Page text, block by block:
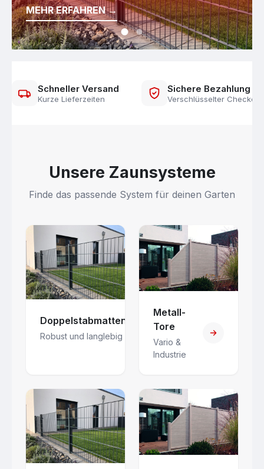
MEHR ERFAHREN →
JETZT ENTDECKEN →
Schneller Versand
Kurze Lieferzeiten
Sichere Bezahlung
Verschlüsselter Checkout
Unsere Zaunsysteme
Finde das passende System für deinen Garten
Doppelstabmatten
Robust und langlebig
Metall-
Tore
Vario &
Industrie